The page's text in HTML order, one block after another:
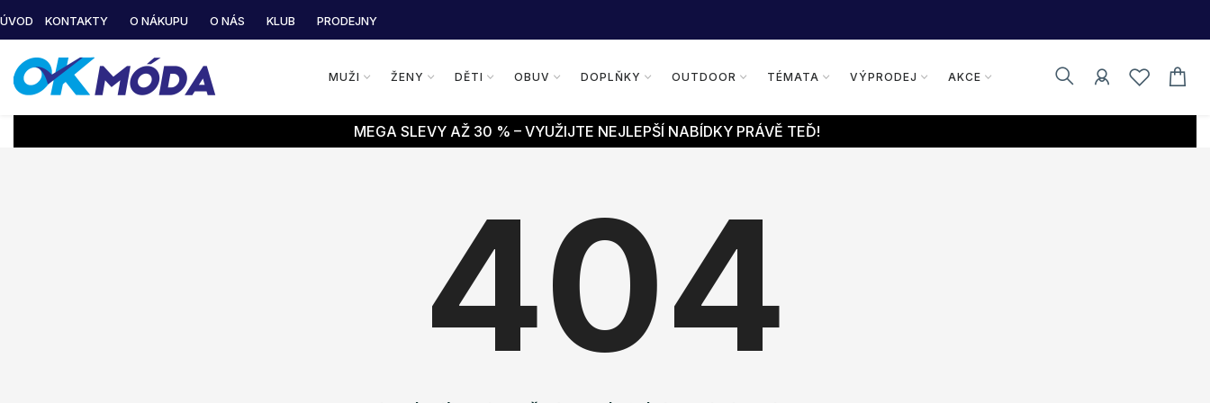
ÚVOD KONTAKTY O NÁKUPU O NÁS KLUB PRODEJNY
MUŽI ŽENY DĚTI OBUV DOPLŇKY OUTDOOR TÉMATA VÝPRODEJ AKCE
MEGA SLEVY AŽ 30 % – VYUŽIJTE NEJLEPŠÍ NABÍDKY PRÁVĚ TEĎ!
404